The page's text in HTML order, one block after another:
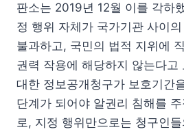
판소는 2019년 12월 이를 각하
정 행위 자체가 국가기관 사이
불과하고, 국민의 법적 지위에
권력 작용에 해당하지 않는다고
대한 정보공개청구가 보호기간
단계가 되어야 알권리 침해를
로, 지정 행위만으로는 청구인